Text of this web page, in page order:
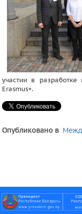
участии в
Erasmus+.
Опубликовано в